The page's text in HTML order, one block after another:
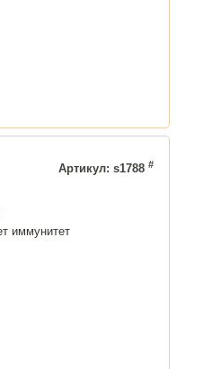
Артикул: s1788 #
иммунитет